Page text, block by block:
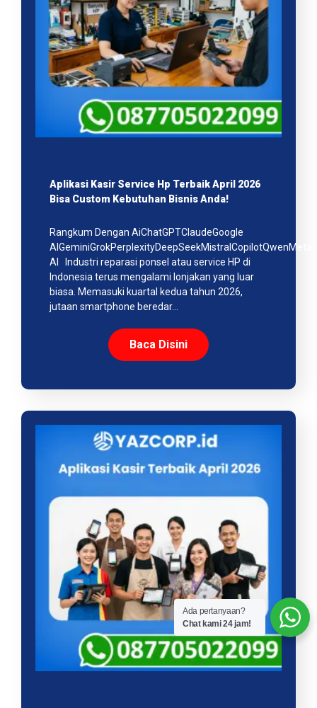
Aplikasi Kasir Service Hp Terbaik April 2026
Bisa Custom Kebutuhan Bisnis Anda!
Rangkum Dengan AiChatGPTClaudeGoogle
AIGeminiGrokPerplexityDeepSeekMistralCopilotQwenMeta
AI Industri reparasi ponsel atau service HP di
Indonesia terus mengalami lonjakan yang luar
biasa. Memasuki kuartal kedua tahun 2026,
jutaan smartphone beredar…
Baca Disini
Ada pertanyaan?
Chat kami 24 jam!